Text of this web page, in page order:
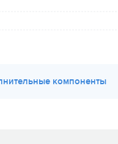
компоненты